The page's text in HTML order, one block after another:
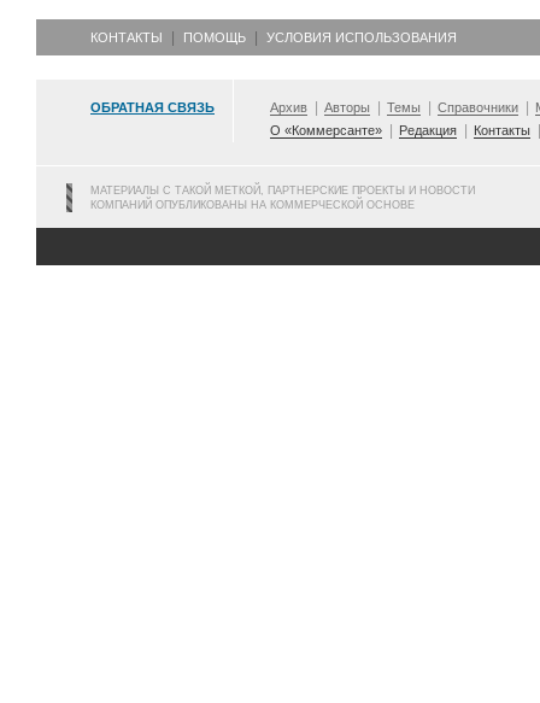
КОНТАКТЫ ПОМОЩЬ УСЛОВИЯ ИСПОЛЬЗОВАНИЯ
ОБРАТНАЯ СВЯЗЬ Архив Авторы Темы Справочники
О «Коммерсанте»
Редакция Контакты
МАТЕРИАЛЫ С ТАКОЙ МЕТКОЙ, ПАРТНЕРСКИЕ ПРОЕКТЫ И НОВОСТИ
КОМПАНИЙ ОПУБЛИКОВАНЫ НА КОММЕРЧЕСКОЙ ОСНОВЕ